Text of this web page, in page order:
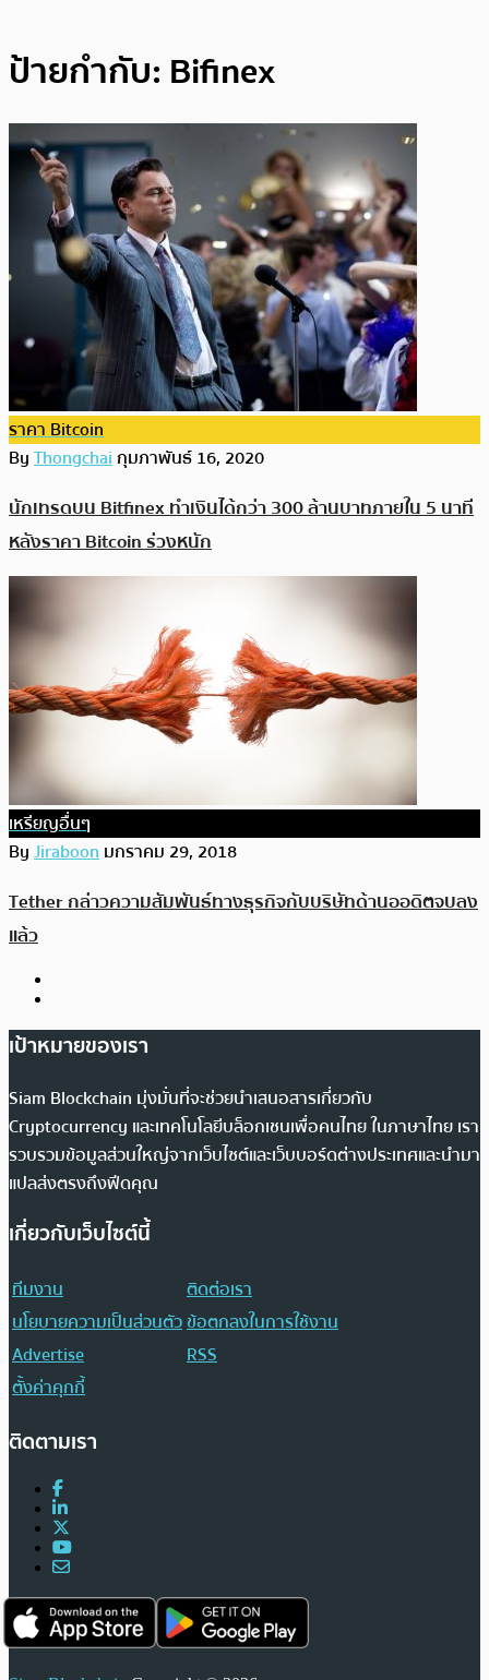
ป้ายกำกับ: Bifinex
ราคา Bitcoin
ByThongchaiกุมภาพันธ์ 16, 2020
นักเทรดบน Bitfinex ทำเงินได้กว่า 300 ล้านบาทภายใน 5 นาที
หลังราคา Bitcoin ร่วงหนัก
เหรียญอื่นๆ
ByJiraboonมกราคม 29, 2018
Tether กล่าวความสัมพันธ์ทางธุรกิจกับบริษัทด้านออดิตจบลง
แล้ว
เป้าหมายของเรา
Siam Blockchain มุ่งมั่นที่จะช่วยนำเสนอสารเกี่ยวกับ
Cryptocurrency และเทคโนโลยีบล็อกเชนเพื่อคนไทย ในภาษาไทย เรา
รวบรวมข้อมูลส่วนใหญ่จากเว็บไซต์และเว็บบอร์ดต่างประเทศและนำมา
แปลส่งตรงถึงฟีดคุณ
เกี่ยวกับเว็บไซต์นี้
ทีมงาน
ติดต่อเรา
นโยบายความเป็นส่วนตัวข้อตกลงในการใช้งาน
Advertise
RSS
ตั้งค่าคุกกี้
ติดตามเรา